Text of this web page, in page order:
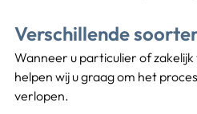
Verschillende
Wanneer u particulier of
helpen wij u graag om het
verlopen.